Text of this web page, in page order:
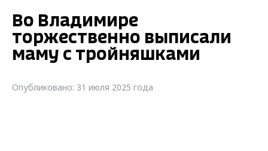
Во Владимире
торжественно выписали
маму с тройняшками
Опубликовано: 31 июля 2025 года